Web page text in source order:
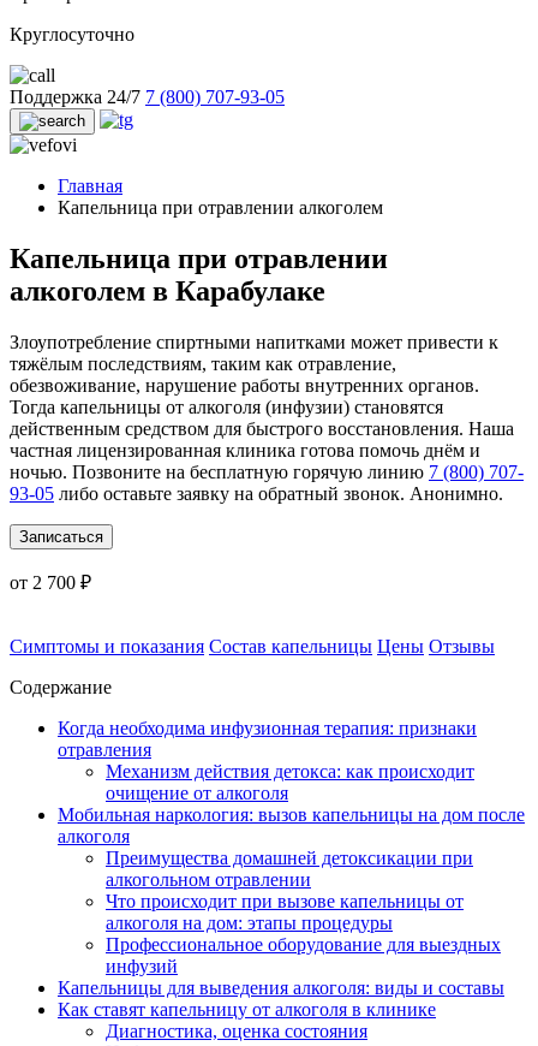
Круглосуточно
Поддержка 24/7 7 (800) 707-93-05
Главная
Капельница при отравлении алкоголем
Капельница при отравлении
алкоголем в Карабулаке
Злоупотребление спиртными напитками может привести к
тяжёлым последствиям, таким как отравление,
обезвоживание, нарушение работы внутренних органов.
Тогда капельницы от алкоголя (инфузии) становятся
действенным средством для быстрого восстановления. Наша
частная лицензированная клиника готова помочь днём и
ночью. Позвоните на бесплатную горячую линию 7 (800) 707-
93-05 либо оставьте заявку на обратный звонок. Анонимно.
Записаться
от 2 700 ₽
Симптомы и показания Состав капельницы Цены Отзывы
Содержание
Когда необходима инфузионная терапия: признаки
отравления
Механизм действия детокса: как происходит
очищение от алкоголя
Мобильная наркология: вызов капельницы на дом после
алкоголя
Преимущества домашней детоксикации при
алкогольном отравлении
Что происходит при вызове капельницы от
алкоголя на дом: этапы процедуры
Профессиональное оборудование для выездных
инфузий
Капельницы для выведения алкоголя: виды и составы
Как ставят капельницу от алкоголя в клинике
Диагностика, оценка состояния